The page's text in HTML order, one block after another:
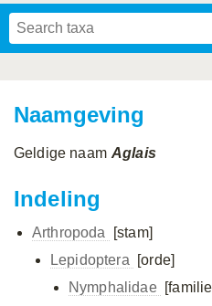
Naamgeving
Geldige naam Aglais
Indeling
Arthropoda
[stam]
Lepidoptera
[orde]
Nymphalidae